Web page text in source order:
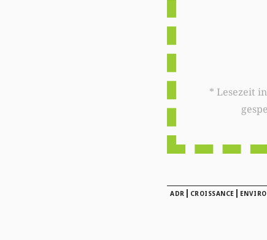
* Lesezeit insgesamt auf
ADR | CROISSANCE |